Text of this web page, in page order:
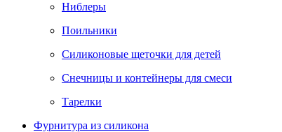
Ниблеры
Поильники
Силиконовые щеточки для детей
Снечницы и контейнеры для смеси
Тарелки
Фурнитура из силикона